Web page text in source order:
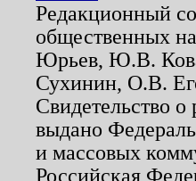
Редакционный
общественных
Юрьев, Ю.В.
Сухинин, О.В.
Свидетельство
выдано
и массовых
Российская